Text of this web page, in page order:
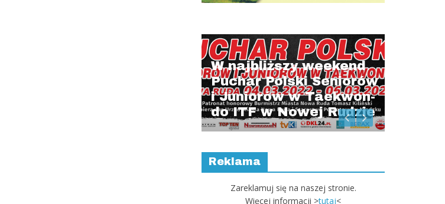
W najbliższy weekend
Puchar Polski Seniorów
i Juniorów w Taekwon-
do ITF w Nowej Rudzie
Reklama
Zareklamuj się na naszej stronie.
Więcej informacji >tutaj<